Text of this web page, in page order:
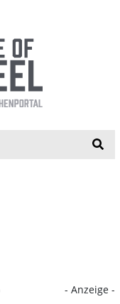
- Anzeige -